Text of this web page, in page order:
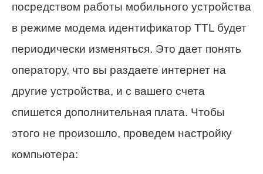
посредством работы мобильного устройства
в режиме модема идентификатор TTL будет
периодически изменяться. Это дает понять
оператору, что вы раздаете интернет на
другие устройства, и с вашего счета
спишется дополнительная плата. Чтобы
этого не произошло, проведем настройку
компьютера: